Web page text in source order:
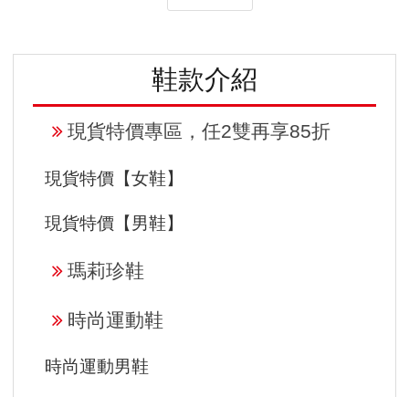
鞋款介紹
現貨特價專區，任2雙再享85折
現貨特價【女鞋】
現貨特價【男鞋】
瑪莉珍鞋
時尚運動鞋
時尚運動男鞋